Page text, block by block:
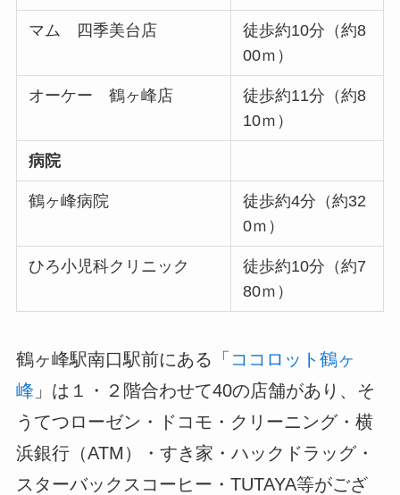
マム 四季美台店
徒歩約10分（約8
00ｍ）
オーケー 鶴ヶ峰店
徒歩約11分（約8
10ｍ）
病院
鶴ヶ峰病院
徒歩約4分（約32
0ｍ）
ひろ小児科クリニック
徒歩約10分（約7
80ｍ）
鶴ヶ峰駅南口駅前にある「 ココロット鶴ヶ
峰 」は１・２階合わせて40の店舗があり、そ
うてつローゼン・ドコモ・クリーニング・横
浜銀行（ATM）・すき家・ハックドラッグ・
スターバックスコーヒー・TUTAYA等がござ